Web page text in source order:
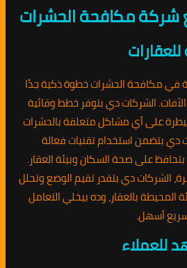
شركة مكافحة الحشرات
في مكافحة الحشرات خطوة ذكية جدًا
الآفات. الشركات دي بتوفر خطط وقائية
على أي مشاكل متعلقة بالحشرات
دي بتضمن استخدام تقنيات فعالة
على صحة السكان وبيئة العقار.
الشركات دي بتقدر تقيم الوضع وتحلل
المحيطة بالعقار، وده بيخلي التعامل
أسهل.
للعملاء